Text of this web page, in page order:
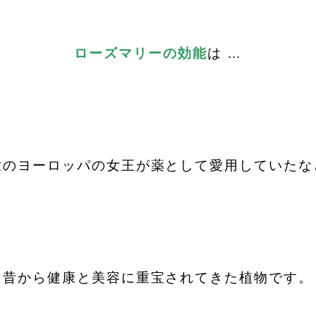
ローズマリーの効能は …
ヨーロッパの女王が薬として愛用していた
昔から健康と美容に重宝されてきた植物です。